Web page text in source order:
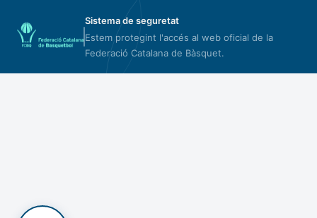
Sistema de seguretat
Estem protegint l'accés al web oficial de la
Federació Catalana de Bàsquet.